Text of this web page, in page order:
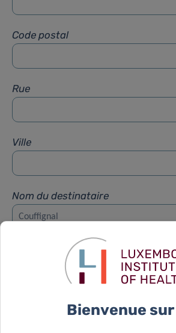
Code postal
Rue
Ville
Nom du destinataire
Prénom du destinataire
Bienvenue sur